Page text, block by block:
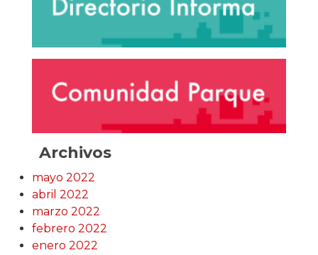
Archivos
mayo 2022
abril 2022
marzo 2022
febrero 2022
enero 2022